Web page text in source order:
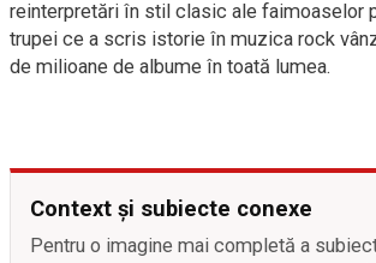
reinterpretări în stil clasic ale faimoaselor
trupei ce a scris istorie în muzica rock
de milioane de albume în toată lumea.
Context și subiecte conexe
Pentru o imagine mai completă a